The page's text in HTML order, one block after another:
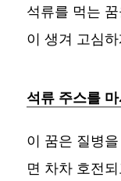
석류를 먹는
이 생겨 고심
석류 주스를
이 꿈은 질병
면 차차 호전